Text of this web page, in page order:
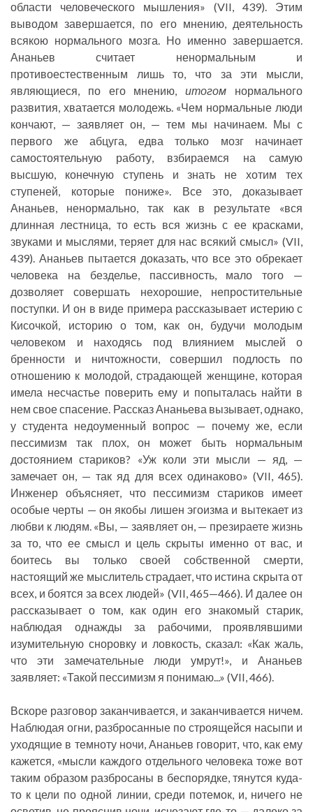
области человеческого мышления» (VII, 439). Этим
выводом завершается, по его мнению, деятельность
всякою нормального мозга. Но именно завершается.
Ананьев считает ненормальным и
противоестественным лишь то, что за эти мысли,
являющиеся, по его мнению,итогом нормального
развития, хватается молодежь. «Чем нормальные люди
кончают, — заявляет он, — тем мы начинаем. Мы с
первого же абцуга, едва только мозг начинает
самостоятельную работу, взбираемся на самую
высшую, конечную ступень и знать не хотим тех
ступеней, которые пониже». Все это, доказывает
Ананьев, ненормально, так как в результате «вся
длинная лестница, то есть вся жизнь с ее красками,
звуками и мыслями, теряет для нас всякий смысл» (VII,
439). Ананьев пытается доказать, что все это обрекает
человека на безделье, пассивность, мало того —
дозволяет совершать нехорошие, непростительные
поступки. И он в виде примера рассказывает истерию с
Кисочкой, историю о том, как он, будучи молодым
человеком и находясь под влиянием мыслей о
бренности и ничтожности, совершил подлость по
отношению к молодой, страдающей женщине, которая
имела несчастье поверить ему и попыталась найти в
нем свое спасение. Рассказ Ананьева вызывает, однако,
у студента недоуменный вопрос — почему же, если
пессимизм так плох, он может быть нормальным
достоянием стариков? «Уж коли эти мысли — яд, —
замечает он, — так яд для всех одинаково» (VII, 465).
Инженер объясняет, что пессимизм стариков имеет
особые черты — он якобы лишен эгоизма и вытекает из
любви к людям. «Вы, — заявляет он, — презираете жизнь
за то, что ее смысл и цель скрыты именно от вас, и
боитесь вы только своей собственной смерти,
настоящий же мыслитель страдает, что истина скрыта от
всех, и боятся за всех людей» (VII, 465—466). И далее он
рассказывает о том, как один его знакомый старик,
наблюдая однажды за рабочими, проявлявшими
изумительную сноровку и ловкость, сказал: «Как жаль,
что эти замечательные люди умрут!», и Ананьев
заявляет: «Такой пессимизм я понимаю...» (VII, 466).
Вскоре разговор заканчивается, и заканчивается ничем.
Наблюдая огни, разбросанные по строящейся насыпи и
уходящие в темноту ночи, Ананьев говорит, что, как ему
кажется, «мысли каждого отдельного человека тоже вот
таким образом разбросаны в беспорядке, тянутся куда-
то к цели по одной линии, среди потемок, и, ничего не